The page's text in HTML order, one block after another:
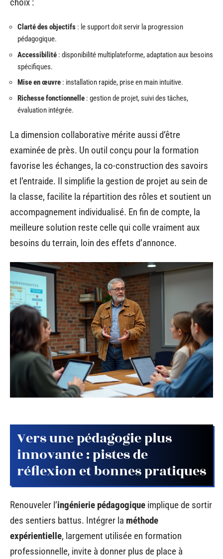
Clarté des objectifs : le support doit servir la progression
pédagogique.
Accessibilité : disponibilité multiplateforme, adaptation aux besoins
spécifiques.
Mise en œuvre : installation rapide, prise en main intuitive.
Richesse fonctionnelle : gestion de projet, suivi des tâches,
évaluation intégrée.
La dimension collaborative mérite aussi d’être
examinée de près. Un outil conçu pour la formation
favorise les échanges, la co-construction des savoirs
et l’entraide. Il simplifie la gestion de projet au sein de
la classe, facilite la répartition des rôles et soutient un
accompagnement individualisé. En fin de compte, la
meilleure solution reste celle qui colle vraiment aux
besoins du terrain, loin des effets d’annonce.
Vers une pédagogie plus
innovante : pistes de
réflexion et bonnes pratiques
Renouveler l’ingénierie pédagogique implique de sortir
des sentiers battus. Intégrer la méthode
expérientielle, largement utilisée en formation
professionnelle, invite à donner plus de place à